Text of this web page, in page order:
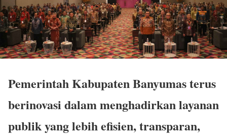
Pemerintah Kabupaten Banyumas terus
berinovasi dalam menghadirkan layanan
publik yang lebih efisien, transparan,